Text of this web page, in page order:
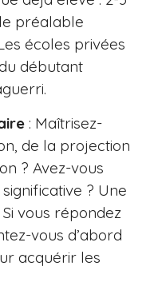
préalable
écoles privées
débutant
: Maîtrisez-
de la projection
? Avez-vous
? Une
vous répondez
vous d’abord
acquérir les